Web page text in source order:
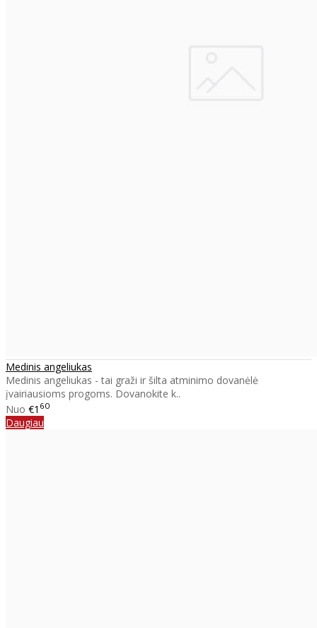
Medinis angeliukas
Medinis angeliukas - tai graži ir šilta atminimo dovanėlė
įvairiausioms progoms. Dovanokite k..
Nuo €1 60
Daugiau